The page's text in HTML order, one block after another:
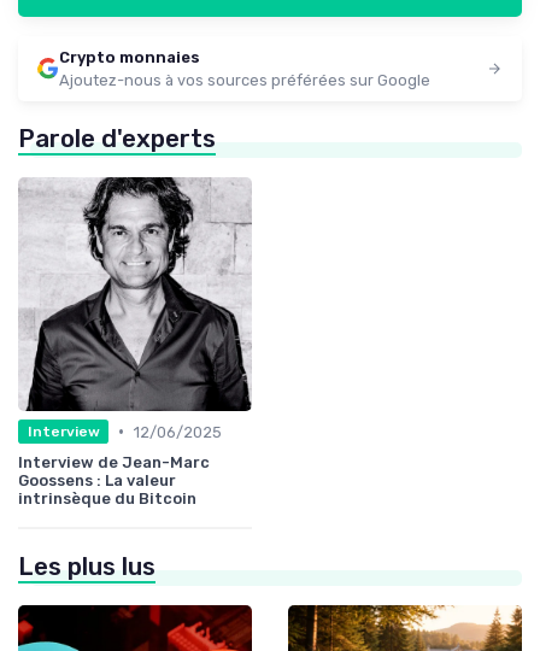
Crypto monnaies
Ajoutez-nous à vos sources préférées sur Google
Parole d'experts
Interview • 12/06/2025
Interview de Jean-Marc
Goossens : La valeur
intrinsèque du Bitcoin
Les plus lus